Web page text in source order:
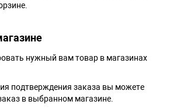
нужный вам товар в магазинах
подтверждения заказа вы можете
в выбранном магазине.